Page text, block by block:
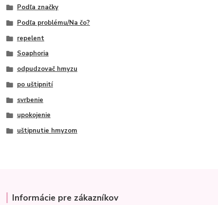
Podľa značky
Podľa problému/Na čo?
repelent
Soaphoria
odpudzovač hmyzu
po uštipnití
svrbenie
upokojenie
uštipnutie hmyzom
Informácie pre zákazníkov